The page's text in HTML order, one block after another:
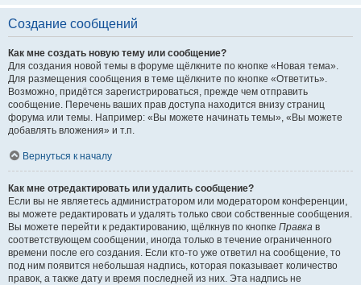
Создание сообщений
Как мне создать новую тему или сообщение?
Для создания новой темы в форуме щёлкните по кнопке «Новая тема».
Для размещения сообщения в теме щёлкните по кнопке «Ответить».
Возможно, придётся зарегистрироваться, прежде чем отправить
сообщение. Перечень ваших прав доступа находится внизу страниц
форума или темы. Например: «Вы можете начинать темы», «Вы можете
добавлять вложения» и т.п.
Вернуться к началу
Как мне отредактировать или удалить сообщение?
Если вы не являетесь администратором или модератором конференции,
вы можете редактировать и удалять только свои собственные сообщения.
Вы можете перейти к редактированию, щёлкнув по кнопке Правка в
соответствующем сообщении, иногда только в течение ограниченного
времени после его создания. Если кто-то уже ответил на сообщение, то
под ним появится небольшая надпись, которая показывает количество
правок, а также дату и время последней из них. Эта надпись не